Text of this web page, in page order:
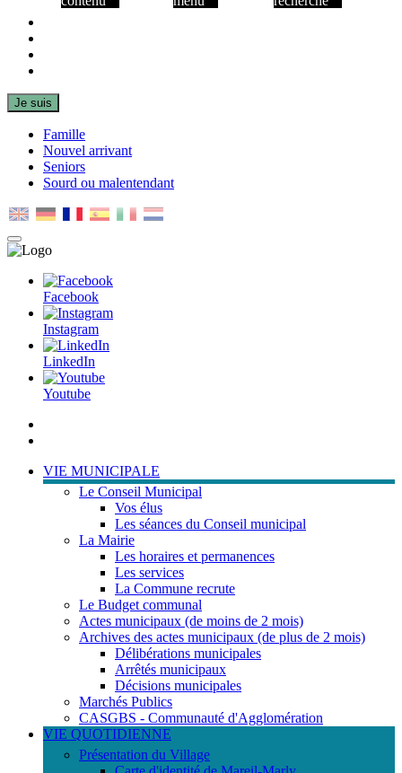
Je suis
Famille
Nouvel arrivant
Seniors
Sourd ou malentendant
MENU
PRINCIPAL
Facebook
Instagram
LinkedIn
Youtube
VIE MUNICIPALE
Le Conseil Municipal
Vos élus
Les séances du Conseil municipal
La Mairie
Les horaires et permanences
Les services
La Commune recrute
Le Budget communal
Actes municipaux (de moins de 2 mois)
Archives des actes municipaux (de plus de 2 mois)
Délibérations municipales
Arrêtés municipaux
Décisions municipales
Marchés Publics
CASGBS - Communauté d'Agglomération
VIE QUOTIDIENNE
Présentation du Village